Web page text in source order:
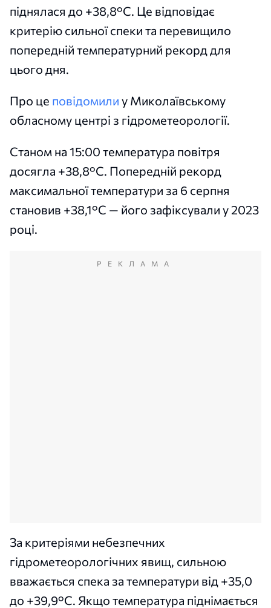
піднялася до +38,8°С. Це відповідає
критерію сильної спеки та перевищило
попередній температурний рекорд для
цього дня.
Про це повідомили у Миколаївському
обласному центрі з гідрометеорології.
Станом на 15:00 температура повітря
досягла +38,8°С. Попередній рекорд
максимальної температури за 6 серпня
становив +38,1°С — його зафіксували у 2023
році.
РЕКЛАМА
За критеріями небезпечних
гідрометеорологічних явищ, сильною
вважається спека за температури від +35,0
до +39,9°С. Якщо температура піднімається